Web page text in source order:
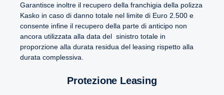
Garantisce inoltre il recupero della franchigia della polizza
Kasko in caso di danno totale nel limite di Euro 2.500 e
consente infine il recupero della parte di anticipo non
ancora utilizzata alla data del sinistro totale in
proporzione alla durata residua del leasing rispetto alla
durata complessiva.
Protezione Leasing